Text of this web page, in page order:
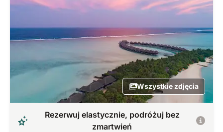
Wszystkie zdjęcia
Rezerwuj elastycznie, podróżuj bez
zmartwień